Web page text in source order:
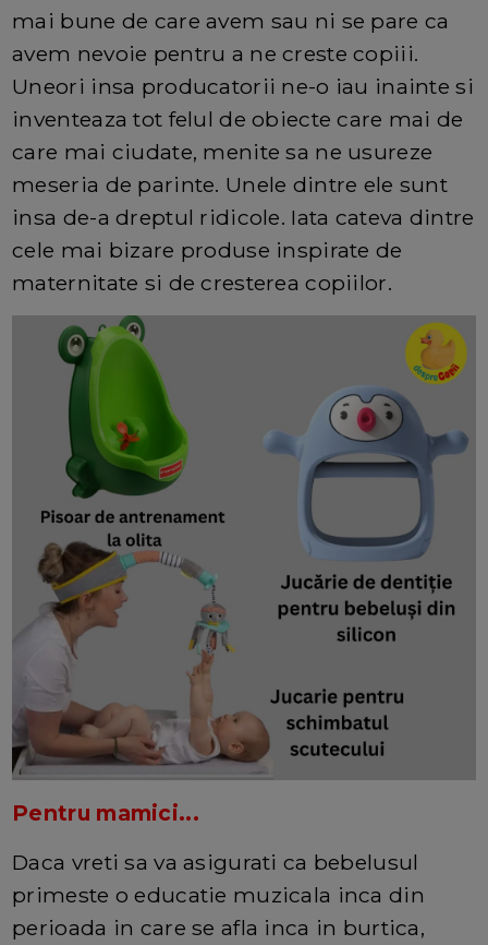
mai bune de care avem sau ni se pare ca
avem nevoie pentru a ne creste copiii.
Uneori insa producatorii ne-o iau inainte si
inventeaza tot felul de obiecte care mai de
care mai ciudate, menite sa ne usureze
meseria de parinte. Unele dintre ele sunt
insa de-a dreptul ridicole. Iata cateva dintre
cele mai bizare produse inspirate de
maternitate si de cresterea copiilor.
Pentru mamici...
Daca vreti sa va asigurati ca bebelusul
primeste o educatie muzicala inca din
perioada in care se afla inca in burtica,